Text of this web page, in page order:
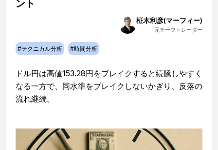
ント
柾木利彦(マーフィー)
元チーフトレーダー
#テクニカル分析 #時間分析
ドル円は高値153.28円をブレイクすると続騰しやすく
なる一方で、同水準をブレイクしないかぎり、反落の
流れ継続。